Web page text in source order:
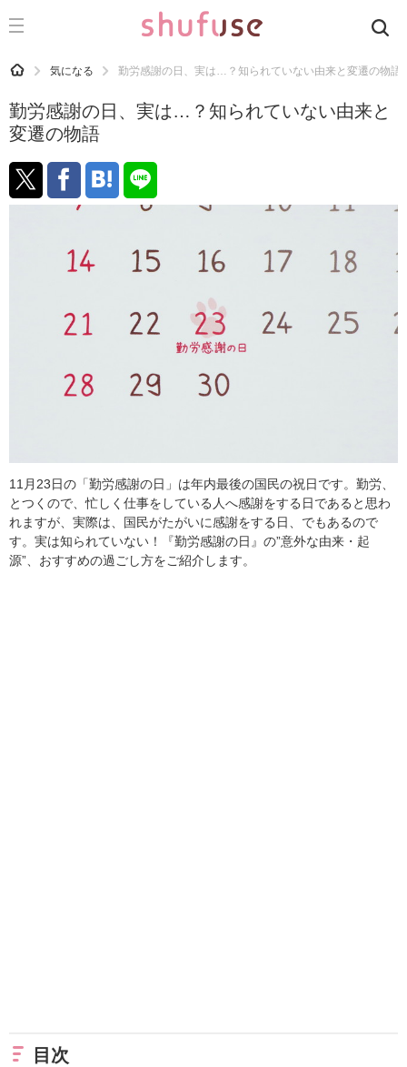
CATEGORY 記事カテゴリ
運気
洗濯
生活の知恵
おすすめ
HOME 気になる 勤労感謝の日、実は…？知られていない由来と変遷の物語
勤労感謝の日、実は…？知られていない由来と
変遷の物語
11月23日の「勤労感謝の日」は年内最後の国民の祝日です。勤労、
とつくので、忙しく仕事をしている人へ感謝をする日であると思わ
れますが、実際は、国民がたがいに感謝をする日、でもあるので
す。実は知られていない！『勤労感謝の日』の”意外な由来・起
源”、おすすめの過ごし方をご紹介します。
目次